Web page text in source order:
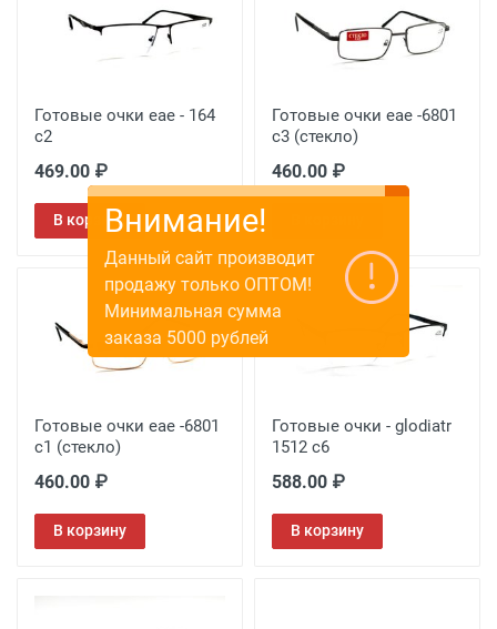
Готовые очки eae - 164
с2
469.00 ₽
В корзину
Готовые очки eae -6801
с3 (стекло)
460.00 ₽
Готовые очки eae -6801
с1 (стекло)
460.00 ₽
В корзину
Готовые очки - glodiatr
1512 c6
588.00 ₽
В корзину
Внимание!
Данный сайт производит
продажу только ОПТОМ!
Минимальная сумма
заказа 5000 рублей